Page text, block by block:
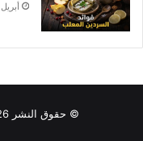
أبريل 23, 2021
© حقوق النشر 2026، جميع الحقوق محفوظة |